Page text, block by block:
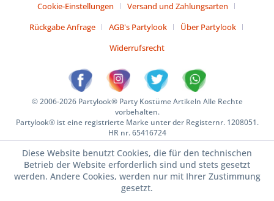
Cookie-Einstellungen
Versand und Zahlungsarten
Rückgabe Anfrage
AGB's Partylook
Über Partylook
Widerrufsrecht
© 2006-2026 Partylook® Party Kostüme Artikeln Alle Rechte
vorbehalten.
Partylook® ist eine registrierte Marke unter der Registernr. 1208051.
HR nr. 65416724
Diese Website benutzt Cookies, die für den technischen
Betrieb der Website erforderlich sind und stets gesetzt
werden. Andere Cookies, werden nur mit Ihrer Zustimmung
gesetzt.